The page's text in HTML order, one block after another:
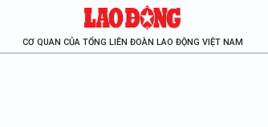
CƠ QUAN CỦA TỔNG LIÊN ĐOÀN LAO ĐỘNG VIỆT NAM